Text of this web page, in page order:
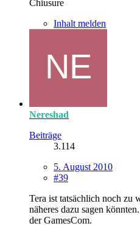
Chiusure
Inhalt melden
Nereshad
Beiträge
3.114
5. August 2010
#39
Tera ist tatsächlich noch zu
näheres dazu sagen
der GamesCom.